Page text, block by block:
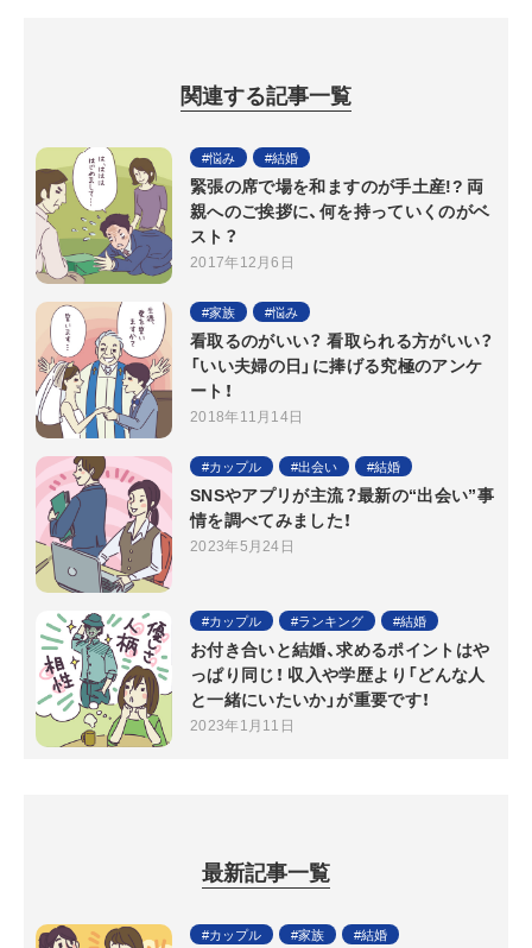
関連する記事一覧
悩み 結婚
緊張の席で場を和ますのが手土産!? 両
親へのご挨拶に、何を持っていくのがベ
スト？
2017年12月6日
家族 悩み
看取るのがいい？ 看取られる方がいい？
「いい夫婦の日」に捧げる究極のアンケ
ート！
2018年11月14日
カップル 出会い 結婚
SNSやアプリが主流？最新の“出会い”事
情を調べてみました！
2023年5月24日
カップル ランキング 結婚
お付き合いと結婚、求めるポイントはや
っぱり同じ！ 収入や学歴より「どんな人
と一緒にいたいか」が重要です！
2023年1月11日
最新記事一覧
カップル 家族 結婚